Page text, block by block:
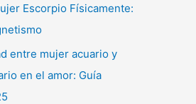
Escorpio Físicamente:
entre mujer acuario y
en el amor: Guía